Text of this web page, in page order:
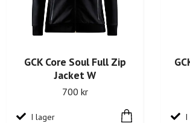
GCK Core Soul Full Zip
Jacket W
700 kr
I lager I